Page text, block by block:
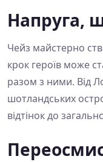
Напруга,
Чейз майстерно
крок героїв може
разом з ними. Від
шотландських
відтінок до